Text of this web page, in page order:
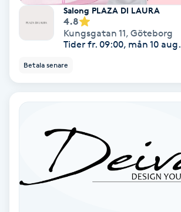
LED-ljusterapi
LPG
LPG-massage
Luggklippning
Salong PLAZA DI LAURA
4.8
Kungsgatan 11, Göteborg
Tider fr. 09:00, mån 10 aug.
Betala senare